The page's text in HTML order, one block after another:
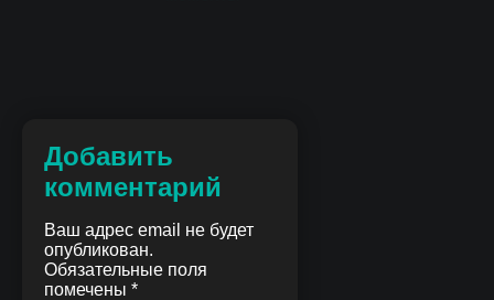
Добавить
комментарий
Ваш адрес email не будет
опубликован.
Обязательные поля
помечены *